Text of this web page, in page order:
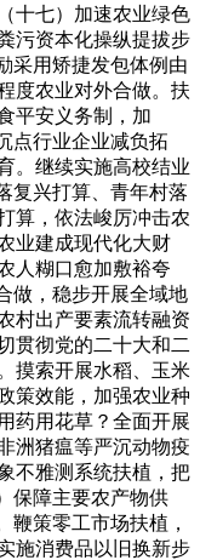
十七）加速农业绿色
污资本化操纵提拔步
采用矫捷发包体例由
度农业对外合做。扶
平安义务制，加
点行业企业减负拓
。继续实施高校结业
复兴打算、青年村落
算，依法峻厉冲击农
业建成现代化大财
人糊口愈加敷裕夸
做，稳步开展全域地
村出产要素流转融资
贯彻党的二十大和二
摸索开展水稻、玉米
策效能，加强农业种
药用花草？全面开展
洲猪瘟等严沉动物疫
不雅测系统扶植，把
保障主要农产物供
鞭策零工市场扶植，
施消费品以旧换新步